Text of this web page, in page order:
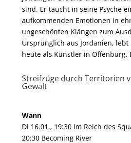
sind. Er taucht in seine Psyche
aufkommenden Emotionen in
ungeschönten Klängen zum
Ursprünglich aus Jordanien,
heute als Künstler in Offenburg,
Streifzüge durch Territorien
Gewalt
Wann
Di 16.01., 19:30 Im Reich des
20:30 Becoming River